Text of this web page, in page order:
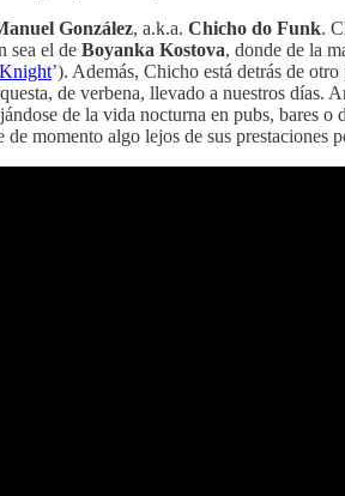
González, a.k.a. Chicho do Funk.
sea el de Boyanka Kostova, donde de la
’). Además, Chicho está detrás de
de verbena, llevado a nuestros días.
de la vida nocturna en pubs, bares
de momento algo lejos de sus prestaciones